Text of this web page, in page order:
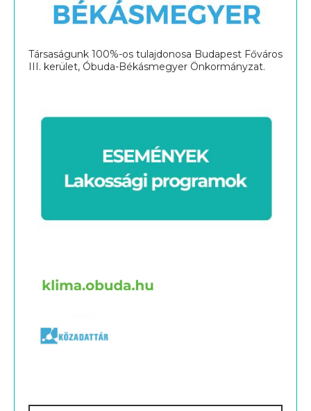
Társaságunk 100%-os tulajdonosa Budapest Főváros
III. kerület, Óbuda-Békásmegyer Önkormányzat.